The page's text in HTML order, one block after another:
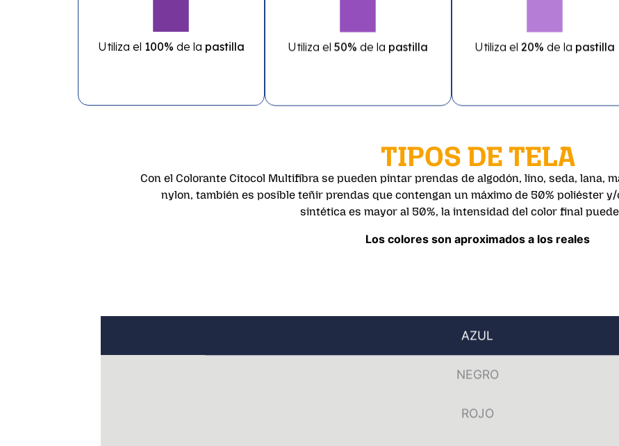
Utiliza el 100% de la pastilla Utiliza el50% de la pastilla Utiliza el 20% de la pastilla
TIPOS DE TELA
Con el Colorante Citocol Multifibra se pueden pintar prendas de algodón, lino, seda, lana,
nylon, también es posible teñir prendas que contengan un máximo de 50% poliéster
sintética es mayor al 50%, la intensidad del color final
Los colores son aproximados a los reales
NEGRO
ROJO
VERDE